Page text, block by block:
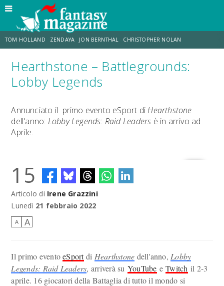
TOM HOLLAND ZENDAYA JON BERNTHAL CHRISTOPHER NOLAN
STRANIMONDI LUCCA COMICS & GAMES ODISSEA JACOB BATALON
Hearthstone – Battlegrounds:
Lobby Legends
Annunciato il primo evento eSport diHearthstone
dell'anno: Lobby Legends: Raid Leaders è in arrivo ad
Aprile.
15
Articolo di Irene Grazzini
Lunedì 21 febbraio 2022
A A
Il primo eventoeSportdi Hearthstone dell'anno, Lobby
Legends: Raid Leaders, arriverà su YouTube eTwitch il 2-3
aprile. 16 giocatori della Battaglia di tutto il mondo si